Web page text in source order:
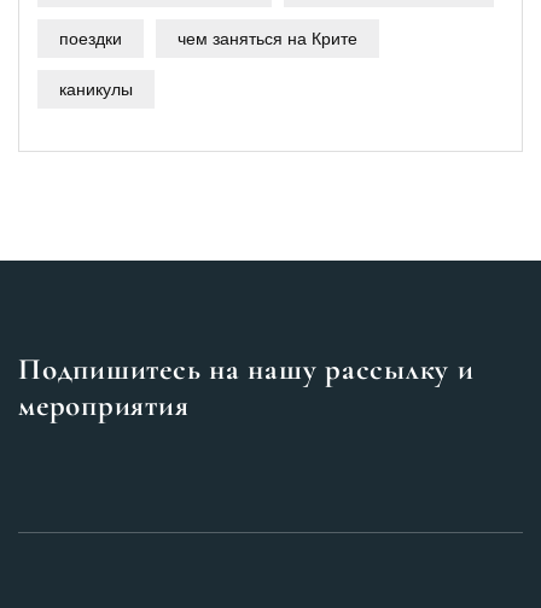
поездки чем заняться на Крите
каникулы
Подпишитесь на нашу рассылку и
мероприятия